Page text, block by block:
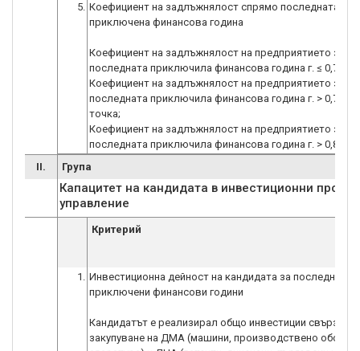
5. Коефициент на задлъжнялост спрямо последната
приключена финансова година
Коефициент на задлъжнялост на предприятието за
последната приключила финансова година г. ≤ 0,7 - 2
Коефициент на задлъжнялост на предприятието за
последната приключила финансова година г. > 0,7 ≤
точка;
Коефициент на задлъжнялост на предприятието за
последната приключила финансова година г. > 0,8 - 0
II.
Група
Капацитет на кандидата в инвестиционни
управление
Критерий
1. Инвестиционна дейност на кандидата за последните
приключени финансови години
Кандидатът е реализирал общо инвестиции свързани
закупуване на ДМА (машини, производствено